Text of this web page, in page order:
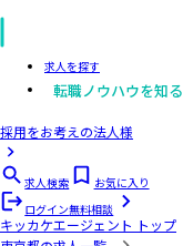
求人を探す
転職ノウハウを知る
採用をお考えの法人様
求人検索
お気に入り
ログイン無料相談
キッカケエージェント トップ